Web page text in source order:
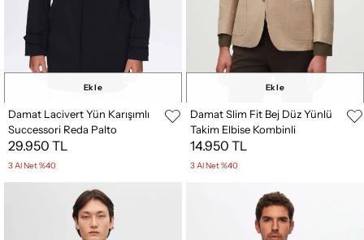
Ekle
Damat Lacivert Yün Karışımlı
Successori Reda Palto
29.950 TL
3 Al Net %40
Ekle
Damat Slim Fit Bej Düz Yünlü
Takim Elbise Kombinli
14.950 TL
3 Al Net %40